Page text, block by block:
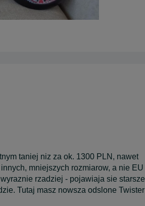
taniej niz za ok. 1300 PLN, nawet
mniejszych rozmiarow, a nie EU
rzadziej - pojawiaja sie starsze
Tutaj masz nowsza odslone Twister